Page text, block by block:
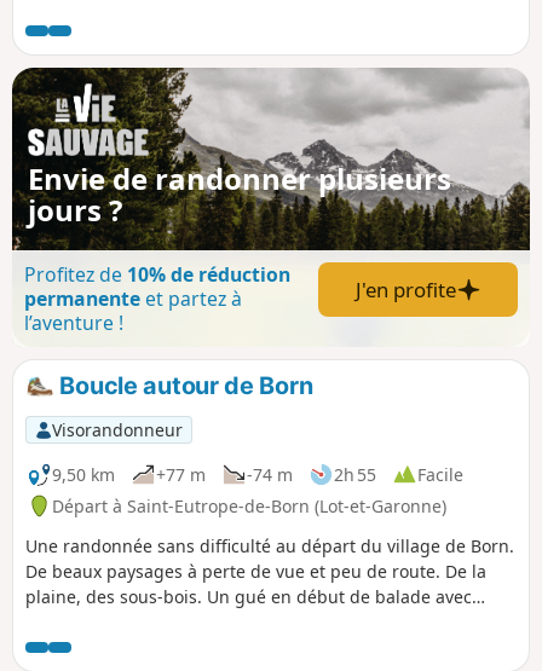
Envie de randonner plusieurs
jours ?
Profitez de 10% de réduction
permanenteet partez à
l’aventure !
J'en profite
Boucle autour de Born
Visorandonneur
9,50 km
+77 m -74 m 2h 55
Facile
Départ à Saint-Eutrope-de-Born (Lot-et-Garonne)
Une randonnée sans difficulté au départ du village de Born.
De beaux paysages à perte de vue et peu de route. De la
plaine, des sous-bois. Un gué en début de balade avec